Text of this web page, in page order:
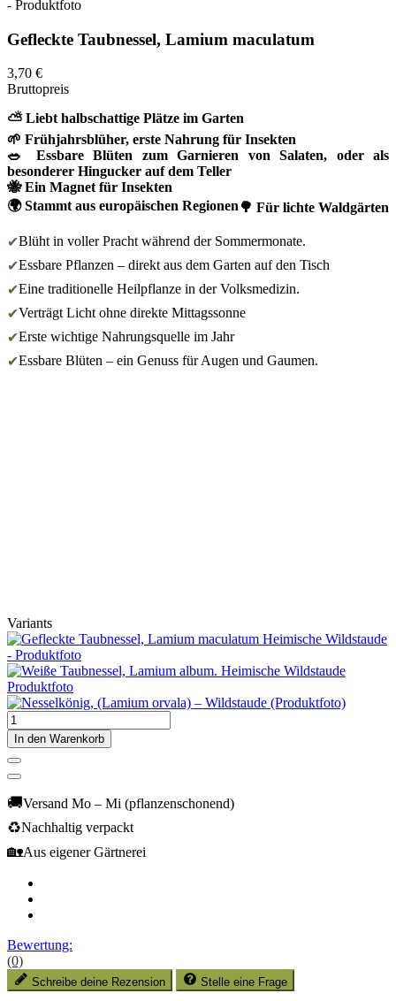
Gefleckte Taubnessel, Lamium maculatum
3,70 €
Bruttopreis
⛅ Liebt halbschattige Plätze im Garten
🌱 Frühjahrsblüher, erste Nahrung für Insekten
🥗 Essbare Blüten zum Garnieren von Salaten, oder als
besonderer Hingucker auf dem Teller
🐝 Ein Magnet für Insekten
🌍 Stammt aus europäischen Regionen🌳 Für lichte Waldgärten
✔Blüht in voller Pracht während der Sommermonate.
✔Essbare Pflanzen – direkt aus dem Garten auf den Tisch
✔Eine traditionelle Heilpflanze in der Volksmedizin.
✔Verträgt Licht ohne direkte Mittagssonne
✔Erste wichtige Nahrungsquelle im Jahr
✔Essbare Blüten – ein Genuss für Augen und Gaumen.
Variants
In den Warenkorb
🚚Versand Mo – Mi (pflanzenschonend)
♻️Nachhaltig verpackt
🏡Aus eigener Gärtnerei
Bewertung:
(0)
Schreibe deine Rezension Stelle eine Frage